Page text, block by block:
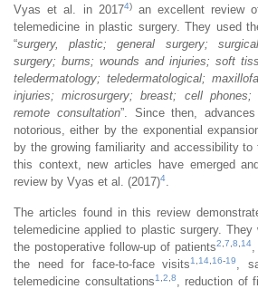
Vyas et al. in 20174)an excellent review
telemedicine in plastic surgery. They used
“surgery, plastic; general surgery;
surgery; burns; wounds and injuries; soft
teledermatology; teledermatological;
injuries; microsurgery; breast; cell phones;
remote consultation”. Since then,
notorious, either by the exponential
by the growing familiarity and accessibility to
this context, new articles have emerged
review by Vyas et al. (2017)4
The articles found in this review
telemedicine applied to plastic surgery. They
the postoperative follow-up of patients2 7 8 14
the need for face-to-face visits1 14 16-19
,
telemedicine consultations1 2 8 , reduction of